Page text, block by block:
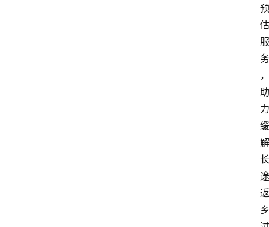
预
估
服
务
，
助
力
缓
解
长
途
返
乡